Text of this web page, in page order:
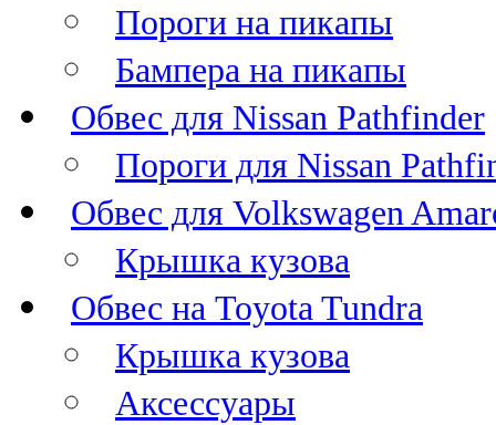
Пороги на пикапы
Бампера на пикапы
Обвес для Nissan Pathfinder
Пороги для Nissan
Обвес для Volkswagen
Крышка кузова
Обвес на Toyota Tundra
Крышка кузова
Аксессуары